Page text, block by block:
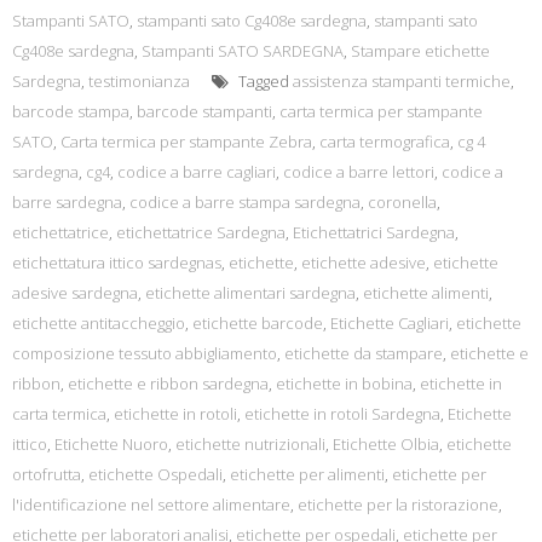
Stampanti SATO, stampanti sato Cg408e sardegna, stampanti sato
Cg408e sardegna, Stampanti SATO SARDEGNA, Stampare etichette
Sardegna, testimonianza Tagged assistenza stampanti termiche,
barcode stampa, barcode stampanti, carta termica per stampante
SATO, Carta termica per stampante Zebra, carta termografica, cg 4
sardegna, cg4, codice a barre cagliari, codice a barre lettori, codice a
barre sardegna, codice a barre stampa sardegna, coronella,
etichettatrice, etichettatrice Sardegna, Etichettatrici Sardegna,
etichettatura ittico sardegnas, etichette, etichette adesive, etichette
adesive sardegna, etichette alimentari sardegna, etichette alimenti,
etichette antitaccheggio, etichette barcode, Etichette Cagliari, etichette
composizione tessuto abbigliamento, etichette da stampare, etichette e
ribbon, etichette e ribbon sardegna, etichette in bobina, etichette in
carta termica, etichette in rotoli, etichette in rotoli Sardegna, Etichette
ittico, Etichette Nuoro, etichette nutrizionali, Etichette Olbia, etichette
ortofrutta, etichette Ospedali, etichette per alimenti, etichette per
l'identificazione nel settore alimentare, etichette per la ristorazione,
etichette per laboratori analisi, etichette per ospedali, etichette per